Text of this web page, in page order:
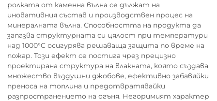
ролката от каменна вълна се дължат на
иновативния състав и производствен процес на
минералната вълна. Способността на продукта да
запазва структурната си цялост при температури
над 1000°C осигурява решаваща защита по време на
пожар. Този ефект се постига чрез прецизно
проектирана структура на влакната, която създава
множество въздушни джобове, ефективно забавяйки
преноса на топлина и предотвратявайки
разпространението на огъня. Негоримият характер